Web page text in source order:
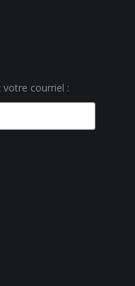
courriel :